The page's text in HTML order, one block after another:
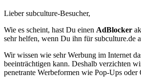
Lieber subculture-Besucher,
Wie es scheint, hast Du einen AdBlocker
sehr helfen, wenn Du ihn für subculture.de
Wir wissen wie sehr Werbung im Internet
beeinträchtigen kann. Deshalb verzichten
penetrante Werbeformen wie Pop-Ups oder